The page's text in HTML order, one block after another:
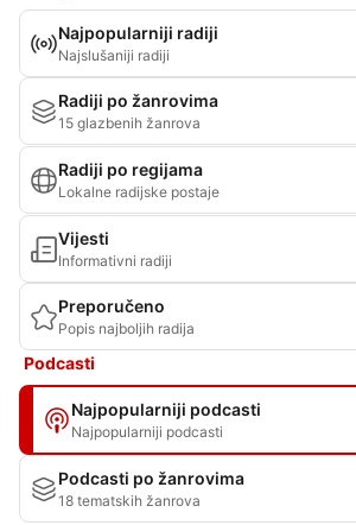
Najpopularniji radiji
Najslušaniji radiji
Radiji po žanrovima
15 glazbenih žanrova
Radiji po regijama
Lokalne radijske postaje
Vijesti
Informativni radiji
Preporučeno
Popis najboljih radija
Podcasti
Najpopularniji podcasti
Najpopularniji podcasti
Podcasti po žanrovima
18 tematskih žanrova